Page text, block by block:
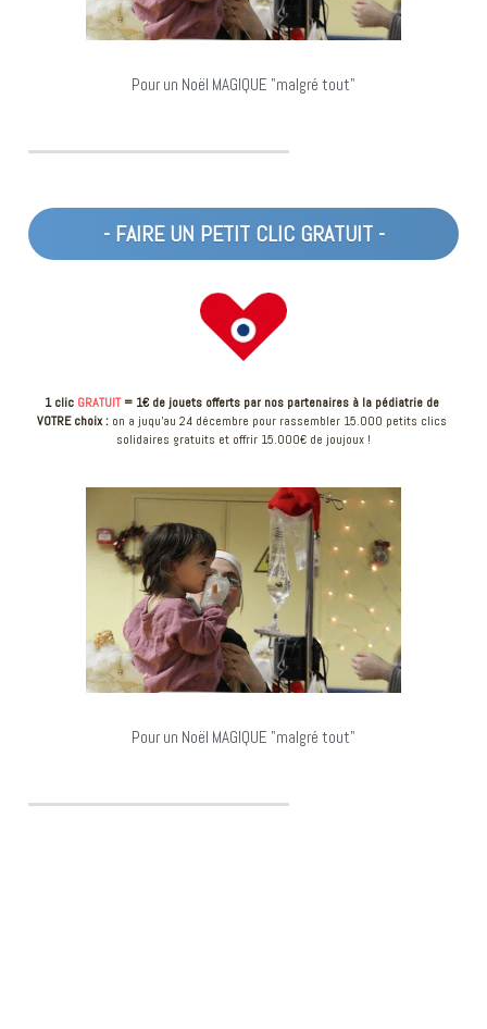
Pour un Noël MAGIQUE "malgré tout"
- FAIRE UN PETIT CLIC GRATUIT -
1 clic GRATUIT = 1€ de jouets offerts par nos partenaires à la pédiatrie de
VOTRE choix : on a juqu'au 24 décembre pour rassembler 15.000 petits clics
solidaires gratuits et offrir 15.000€ de joujoux !
Pour un Noël MAGIQUE "malgré tout"